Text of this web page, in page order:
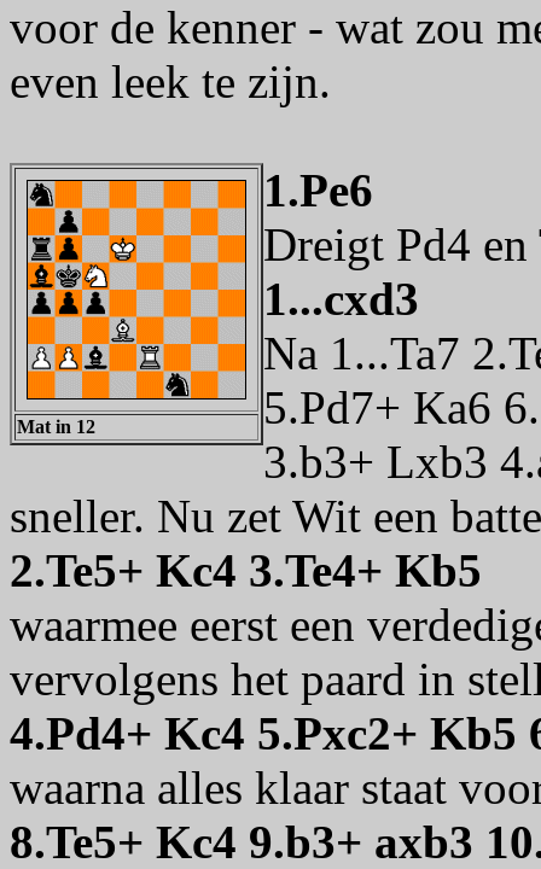
voor de kenner - wat zou
even leek te zijn.
Mat in 12
1.Pe6
Dreigt Pd4 en
1...cxd3
Na 1...Ta7
5.Pd7+ Ka6
3.b3+ Lxb3
sneller. Nu zet Wit een
2.Te5+ Kc4 3.Te4+ Kb5
waarmee eerst een
vervolgens het paard in
4.Pd4+ Kc4 5.Pxc2+ Kb5
waarna alles klaar staat
8.Te5+ Kc4 9.b3+ axb3